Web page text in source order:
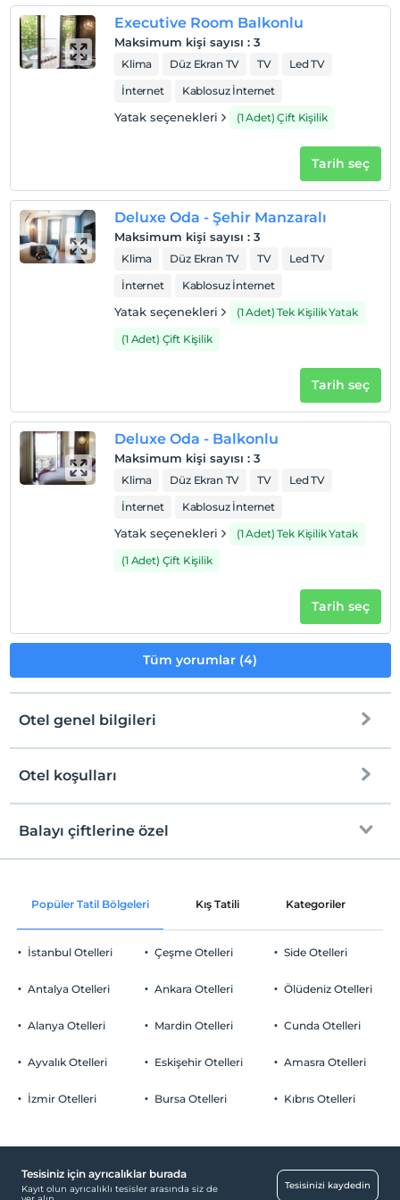
Check/out
En geç saat 12:00 ve öncesi
Evcil Hayvan
Evcil hayvan kabul edilmemektedir.
2 yaşına kadar olan bebekler ücretsizdir.
Her bir oda için 6 yaşına kadar 1 çocuk ücretsizdir
Executive Room Balkonlu
Maksimum kişi sayısı : 3
Klima Düz Ekran TV TV
Led TV
İnternet
Kablosuz İnternet
Yatak seçenekleri (1 Adet) Çift Kişilik
Tarih seç
Deluxe Oda - Şehir Manzaralı
Maksimum kişi sayısı : 3
Klima Düz Ekran TV TV
Led TV
İnternet
Kablosuz İnternet
Yatak seçenekleri
(1 Adet) Tek Kişilik Yatak
(1 Adet) Çift Kişilik
Tarih seç
Deluxe Oda - Balkonlu
Maksimum kişi sayısı : 3
Klima Düz Ekran TV TV
Led TV
İnternet
Kablosuz İnternet
Yatak seçenekleri
(1 Adet) Tek Kişilik Yatak
(1 Adet) Çift Kişilik
Tarih seç
Tüm yorumlar (4)
Otel genel bilgileri
Ücretsiz Wi-fi
Ulaşım
Havaalanı servisi (ücretli)
Ana kapı giriş düz ayaktır
Engelli asansörü
Scanner
Otel koşulları
Check/in
En erken saat 14:00 ve sonrası
Check/out
Evcil Hayvan
Sigara
Çocuklar
Her bir oda için 6 yaşına kadar 1 çocuk ücretsizdir
Balayı çiftlerine özel
Oda süslemesi
Odaya meyve sepeti ikramı
Popüler Tatil Bölgeleri Kış Tatili Kategoriler
İstanbul Otelleri
Antalya Otelleri
Alanya Otelleri
Ayvalık Otelleri
İzmir Otelleri
Çeşme Otelleri
Ankara Otelleri
Mardin Otelleri
Eskişehir Otelleri
Bursa Otelleri
Side Otelleri
Ölüdeniz Otelleri
Cunda Otelleri
Amasra Otelleri
Kıbrıs Otelleri
Tesisiniz için ayrıcalıklar burada
Kayıt olun ayrıcalıklı tesisler arasında siz de
Tesisinizi kaydedin